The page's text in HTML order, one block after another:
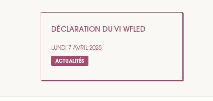
DÉCLARATION DU VI WFLED
LUNDI 7 AVRIL 2025
ACTUALITÉS